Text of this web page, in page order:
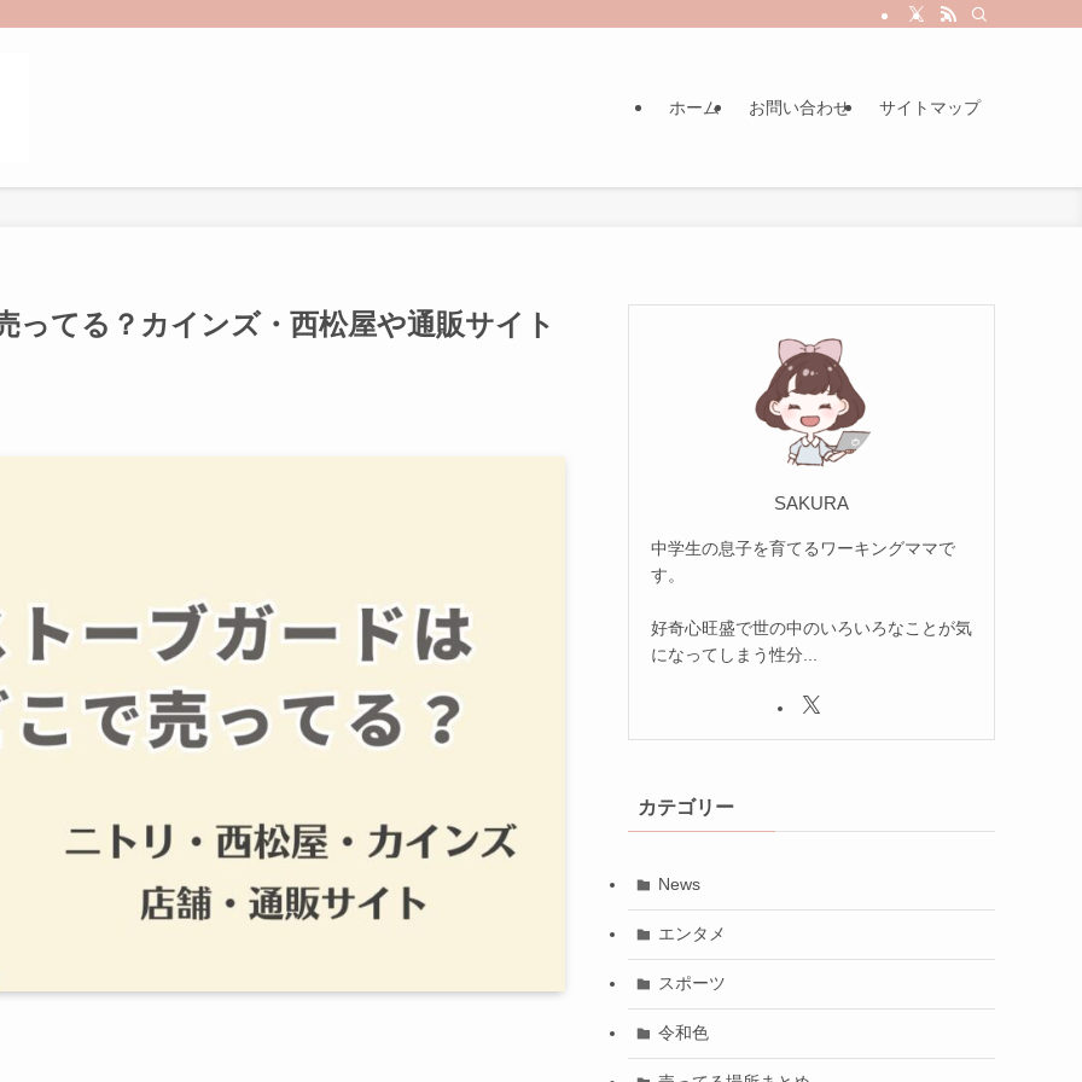
ホーム お問い合わせ サイトマップ
ってる？カインズ・西松屋や通販サイト
SAKURA
中学生の息子を育てるワーキングママで
す。
好奇心旺盛で世の中のいろいろなことが気
になってしまう性分...
カテゴリー
News
エンタメ
スポーツ
令和色